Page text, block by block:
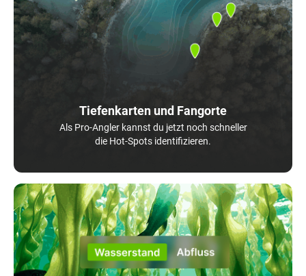
Tiefenkarten und Fangorte
Als Pro-Angler kannst du jetzt noch schneller
die Hot-Spots identifizieren.